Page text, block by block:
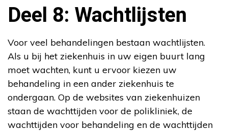
Deel 8: Wachtlijsten
Voor veel behandelingen bestaan wachtlijsten.
Als u bij het ziekenhuis in uw eigen buurt lang
moet wachten, kunt u ervoor kiezen uw
behandeling in een ander ziekenhuis te
ondergaan. Op de websites van ziekenhuizen
staan de wachttijden voor de polikliniek, de
wachttijden voor behandeling en de wachttijden